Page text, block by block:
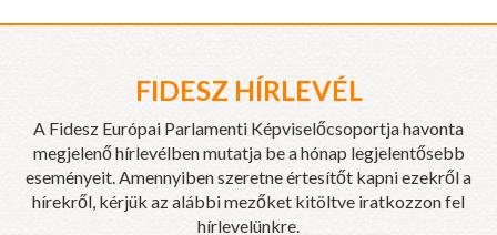
FIDESZ HÍRLEVÉL
A Fidesz Európai Parlamenti Képviselőcsoportja havonta
megjelenő hírlevélben mutatja be a hónap legjelentősebb
eseményeit. Amennyiben szeretne értesítőt kapni ezekről a
hírekről, kérjük az alábbi mezőket kitöltve iratkozzon fel
hírlevelünkre.